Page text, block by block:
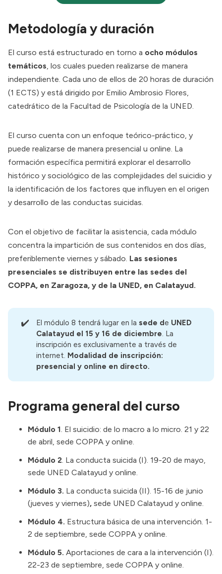
Metodología y duración
El curso está estructurado en torno a ocho módulos
temáticos , los cuales pueden realizarse de manera
independiente. Cada uno de ellos de 20 horas de duración
(1 ECTS) y está dirigido por Emilio Ambrosio Flores,
catedrático de la Facultad de Psicología de la UNED.
El curso cuenta con un enfoque teórico-práctico, y
puede realizarse de manera presencial u online. La
formación específica permitirá explorar el desarrollo
histórico y sociológico de las complejidades del suicidio y
la identificación de los factores que influyen en el origen
y desarrollo de las conductas suicidas.
Con el objetivo de facilitar la asistencia, cada módulo
concentra la impartición de sus contenidos en dos días,
preferiblemente viernes y sábado. Las sesiones
presenciales se distribuyen entre las sedes del
COPPA, en Zaragoza, y de la UNED, en Calatayud.
✔️ El módulo 8 tendrá lugar en lasede de UNED
Calatayud el 15 y 16 de diciembre. La
inscripción es exclusivamente a través de
internet. Modalidad de inscripción:
presencial y online en directo.
Programa general del curso
Módulo 1. El suicidio: de lo macro a lo micro. 21 y 22
de abril, sede COPPA y online.
Módulo 2. La conducta suicida (I). 19-20 de mayo,
sede UNED Calatayud y online.
Módulo 3. La conducta suicida (II). 15-16 de junio
(jueves y viernes), sede UNED Calatayud y online.
Módulo 4. Estructura básica de una intervención. 1-
2 de septiembre, sede COPPA y online.
Módulo 5. Aportaciones de cara a la intervención (I).
22-23 de septiembre, sede COPPA y online.